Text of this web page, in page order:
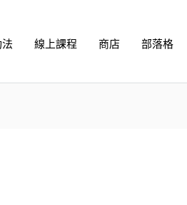
線上課程 商店 部落格